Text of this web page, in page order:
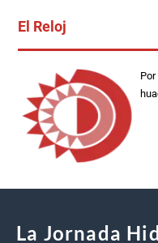
El Reloj
La Jornada